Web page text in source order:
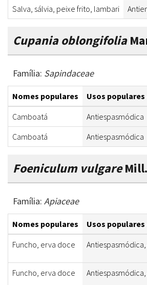
Salva, sálvia, peixe frito, lambari
Cupania oblongifolia
Família: Sapindaceae
Nomes populares Usos populares
Camboatá
Antiespasmódica
Camboatá
Antiespasmódica
Foeniculum vulgareMill.
Família: Apiaceae
Nomes populares Usos populares
Funcho, erva doce
Funcho, erva doce